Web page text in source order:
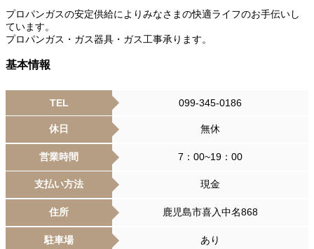
プロパンガスの安定供給によりみなさまの快適ライフのお手伝いし
ています。
プロパンガス・ガス器具・ガス工事承ります。
基本情報
TEL 099-345-0186
休日 無休
営業時間 7：00~19：00
支払い方法 現金
住所 鹿児島市喜入中名868
駐車場 あり